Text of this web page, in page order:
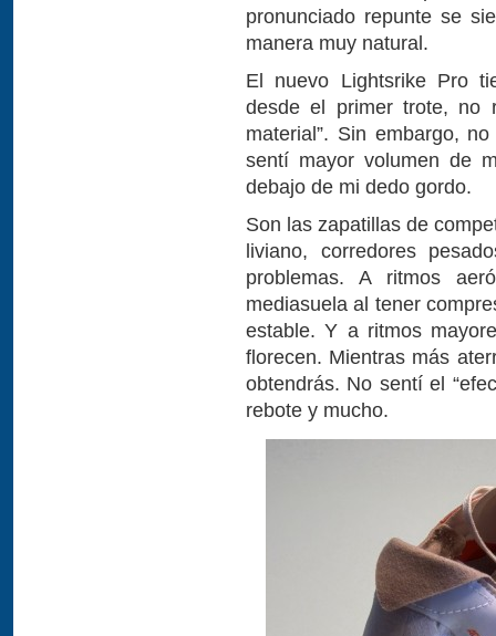
pronunciado repunte se
manera muy natural.
El nuevo Lightsrike Pro
desde el primer trote, no
material”. Sin embargo,
sentí mayor volumen de
debajo de mi dedo gordo.
Son las zapatillas de
liviano, corredores
problemas. A ritmos
mediasuela al tener
estable. Y a ritmos
florecen. Mientras más
obtendrás. No sentí el
rebote y mucho.